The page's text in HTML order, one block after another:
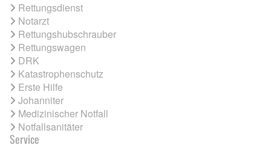
Rettungsdienst
Notarzt
Rettungshubschrauber
Rettungswagen
DRK
Katastrophenschutz
Erste Hilfe
Johanniter
Medizinischer Notfall
Notfallsanitäter
Service